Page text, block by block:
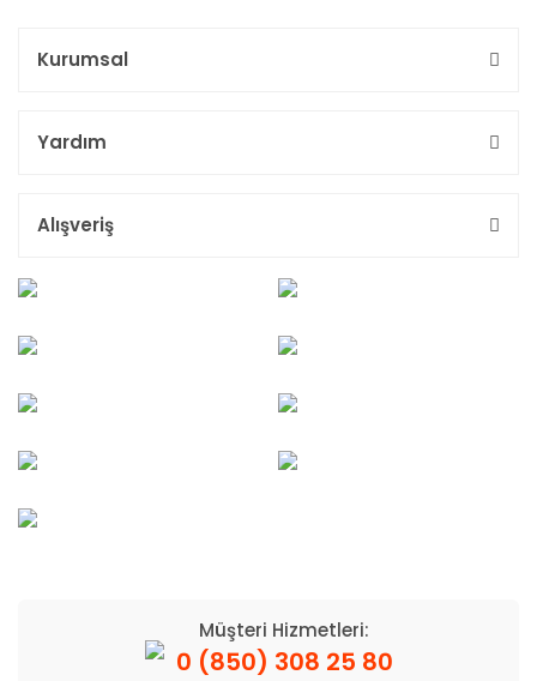
Kurumsal
Yardım
Alışveriş
Müşteri Hizmetleri:
0 (850) 308 25 80